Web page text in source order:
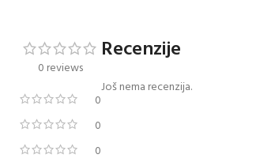
0 reviews
0
0
0
Recenzije
Još nema recenzija.